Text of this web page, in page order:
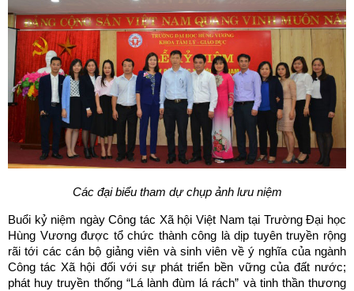
Các đại biểu tham dự chụp ảnh lưu niệm
Buổi kỷ niệm ngày Công tác Xã hội Việt Nam tại Trường Đại học
Hùng Vương được tổ chức thành công là dịp tuyên truyền rộng
rãi tới các cán bộ giảng viên và sinh viên về ý nghĩa của ngành
Công tác Xã hội đối với sự phát triển bền vững của đất nước;
phát huy truyền thống “Lá lành đùm lá rách” và tinh thần thương